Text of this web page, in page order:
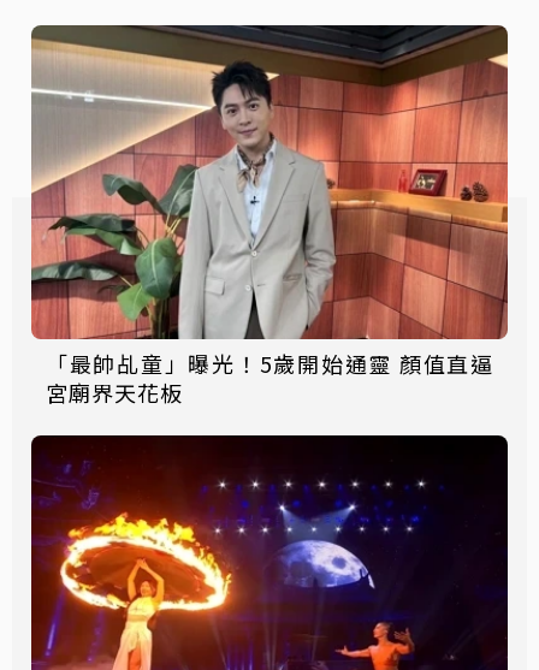
「最帥乩童」曝光！5歲開始通靈 顏值直逼
宮廟界天花板